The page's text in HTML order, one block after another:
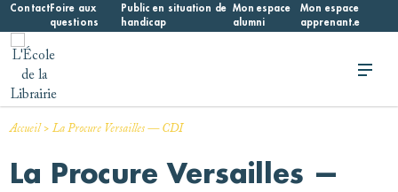
Skip
content
ContactFoire aux
questions
Public en situation de
handicap
Mon espace
alumni
Mon espace
apprenant.e
Accueil>La Procure Versailles — CDI
La Procure Versailles —